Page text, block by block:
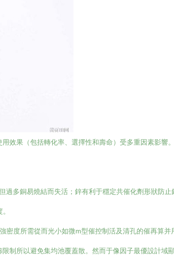
效果（包括轉化率、選擇性和壽命）受多重因素影響
過多銅易燒結而失活；鋅有利于穩定共催化劑形狀防止
密度所需從而光小如微m型催控制活及清孔的催再算并
制所以避免集均池覆蓋散。然而于像因子最優設計域